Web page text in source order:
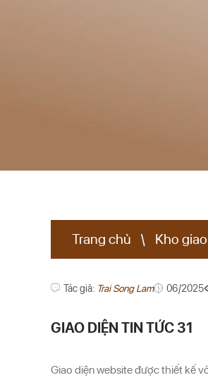
Trang chủ \ Kho
Tác giả: Trai Song Lam 06/2025
GIAO DIỆN TIN TỨC 31
Giao diện website được thiết kế